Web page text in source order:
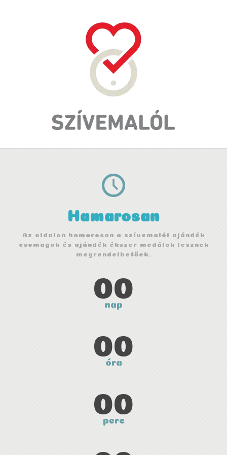
Hamarosan
Az oldalon hamarosan a szívemalól ajándék
csomagok és ajándék ékszer medálok lesznek
megrendelhetőek.
00
nap
00
óra
00
perc